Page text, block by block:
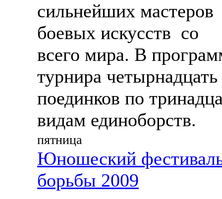
сильнейших мастеров
боевых искусств со
всего мира. В
турнира четырнадцать
поединков по
видам единоборств.
пятница
Юношеский
борьбы 2009